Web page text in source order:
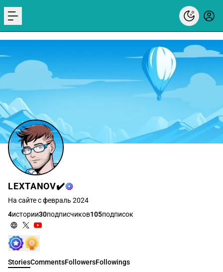
menu
LEXTANOV✔️
На сайте с февраль 2024
4истории30подписчиков105подписок
StoriesCommentsFollowersFollowings